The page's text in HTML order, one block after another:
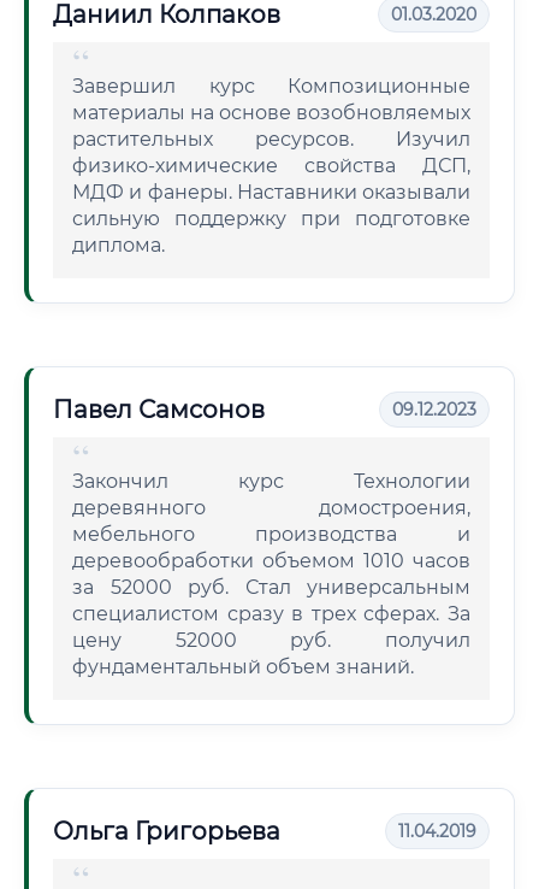
Даниил Колпаков 01.03.2020
Завершил курс Композиционные
материалы на основе возобновляемых
растительных ресурсов. Изучил
физико-химические свойства ДСП,
МДФ и фанеры. Наставники оказывали
сильную поддержку при подготовке
диплома.
Павел Самсонов 09.12.2023
Закончил курс Технологии
деревянного домостроения,
мебельного производства и
деревообработки объемом 1010 часов
за 52000 руб. Стал универсальным
специалистом сразу в трех сферах. За
цену 52000 руб. получил
фундаментальный объем знаний.
Ольга Григорьева 11.04.2019